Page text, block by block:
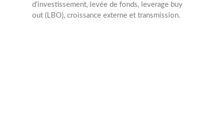
d'investissement, levée de fonds, leverage buy
out (LBO), croissance externe et transmission.